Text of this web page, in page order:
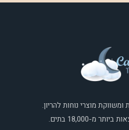
מוצרי נוחות להריון.
מ-18,000 בתים.